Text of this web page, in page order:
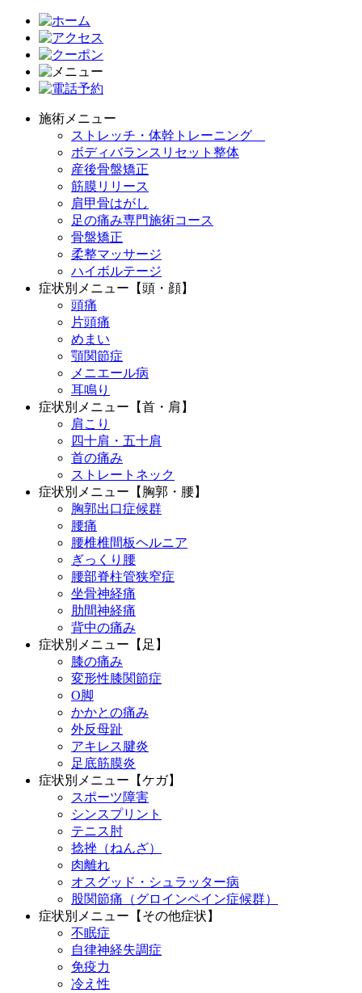
施術メニュー
ストレッチ・体幹トレーニング
ボディバランスリセット整体
産後骨盤矯正
筋膜リリース
肩甲骨はがし
足の痛み専門施術コース
骨盤矯正
柔整マッサージ
ハイボルテージ
症状別メニュー【頭・顔】
頭痛
片頭痛
めまい
顎関節症
メニエール病
耳鳴り
症状別メニュー【首・肩】
肩こり
四十肩・五十肩
首の痛み
ストレートネック
症状別メニュー【胸郭・腰】
胸郭出口症候群
腰痛
腰椎椎間板ヘルニア
ぎっくり腰
腰部脊柱管狭窄症
坐骨神経痛
肋間神経痛
背中の痛み
症状別メニュー【足】
膝の痛み
変形性膝関節症
O脚
かかとの痛み
外反母趾
アキレス腱炎
足底筋膜炎
症状別メニュー【ケガ】
スポーツ障害
シンスプリント
テニス肘
捻挫（ねんざ）
肉離れ
オスグッド・シュラッター病
股関節痛（グロインペイン症候群）
症状別メニュー【その他症状】
不眠症
自律神経失調症
免疫力
冷え性